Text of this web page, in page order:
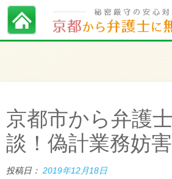
京都市から弁護
談！偽計業務妨
投稿日： 2019年12月18日